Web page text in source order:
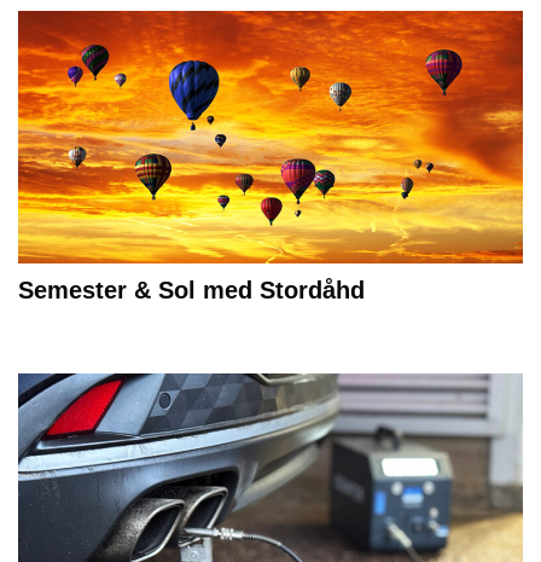
Semester & Sol med Stordåhd